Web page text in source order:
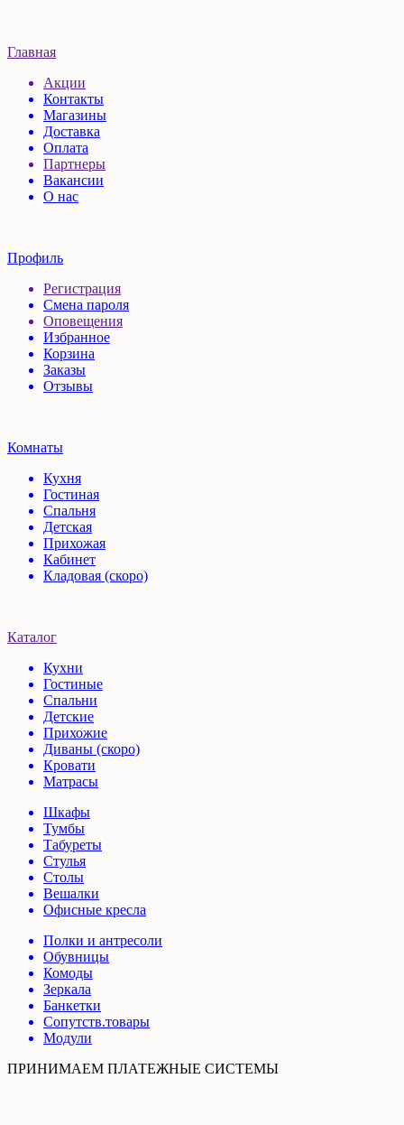
Главная
Акции
Контакты
Магазины
Доставка
Оплата
Партнеры
Вакансии
О нас
Профиль
Регистрация
Смена пароля
Оповещения
Избранное
Корзина
Заказы
Отзывы
Комнаты
Кухня
Гостиная
Спальня
Детская
Прихожая
Кабинет
Кладовая (скоро)
Каталог
Кухни
Гостиные
Спальни
Детские
Прихожие
Диваны (скоро)
Кровати
Матрасы
Шкафы
Тумбы
Табуреты
Стулья
Столы
Вешалки
Офисные кресла
Полки и антресоли
Обувницы
Комоды
Зеркала
Банкетки
Сопутств.товары
Модули
ПРИНИМАЕМ ПЛАТЕЖНЫЕ СИСТЕМЫ